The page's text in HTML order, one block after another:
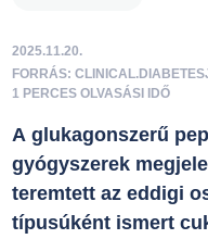
2025.11.20.
FORRÁS:
1 PERCES OLVASÁSI IDŐ
A glukagonszerű
gyógyszerek
teremtett az eddigi
típusúként ismert